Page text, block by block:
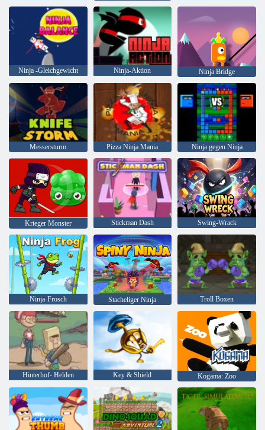
Ninja -Gleichgewicht Ninja-Aktion Ninja Bridge
Messersturm Pizza Ninja Mania Ninja gegen Ninja
Krieger Monster Stickman Dash Swing-Wrack
Ninja-Frosch Stacheliger Ninja Troll Boxen
Hinterhof- Helden Key & Shield Kogama: Zoo